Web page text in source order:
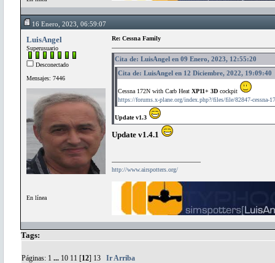
16 Enero, 2023, 06:59:07
LuisAngel
Superusuario
Desconectado
Mensajes: 7446
En línea
Re: Cessna Family
Cita de: LuisAngel en 09 Enero, 2023, 12:55:20
Cita de: LuisAngel en 12 Diciembre, 2022, 19:09:40
Cessna 172N with Carb Heat XP11+ 3D cockpit
https://forums.x-plane.org/index.php?/files/file/82847-cessna-
Update v1.3
Update v1.4.1
http://www.airspotters.org/
Tags:
Páginas: 1 ... 10 11 [12] 13 Ir Arriba